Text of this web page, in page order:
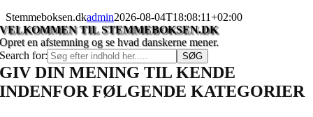
Stemmeboksen.dkadmin2026-08-04T18:08:11+02:00
VELKOMMEN TIL STEMMEBOKSEN.DK
Opret en afstemning og se hvad danskerne mener.
Search for:
GIV DIN MENING TIL KENDE
INDENFOR FØLGENDE KATEGORIER